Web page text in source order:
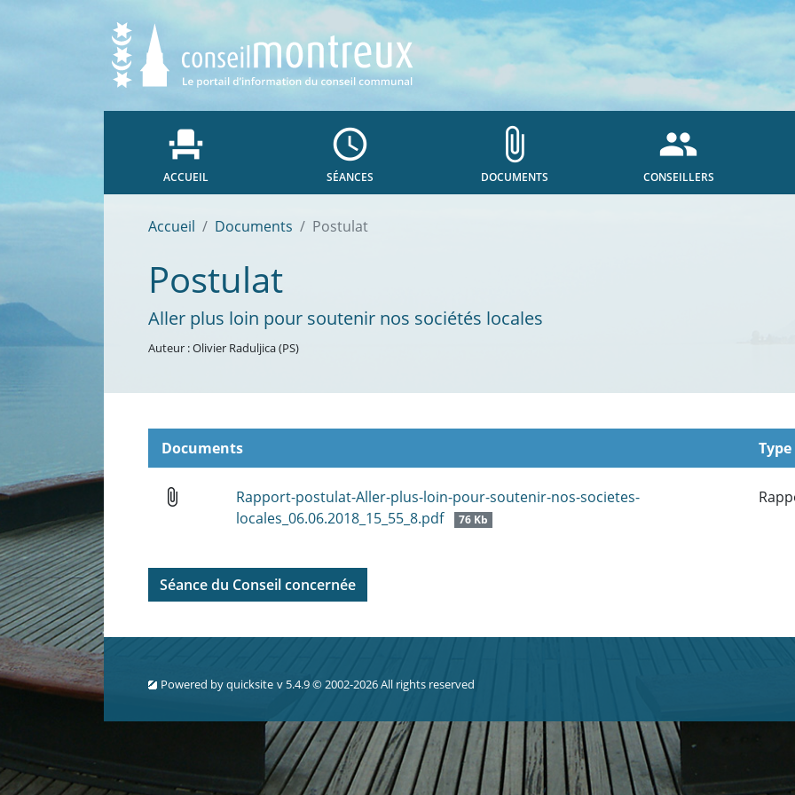
event_seat
ACCUEIL
access_time
SÉANCES
attach_file
DOCUMENTS
people
CONSEILLERS
Accueil Documents Postulat
Postulat
Aller plus loin pour soutenir nos sociétés locales
Auteur : Olivier Raduljica (PS)
Documents Type
attach_file
Rapport-postulat-Aller-plus-loin-pour-soutenir-nos-societes-
locales_06.06.2018_15_55_8.pdf
76 Kb
Séance du Conseil concernée
Powered byquicksite v 5.4.9 © 2002-2026 All rights reserved